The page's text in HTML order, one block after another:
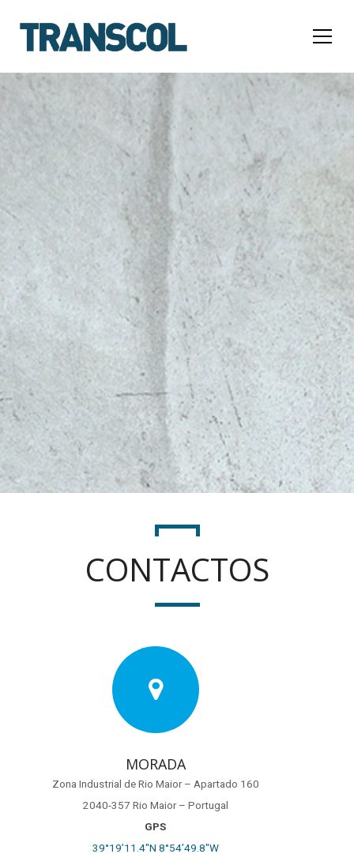
CONTACTOS
MORADA
Zona Industrial de Rio Maior – Apartado 160
2040-357 Rio Maior – Portugal
GPS
39°19’11.4″N 8°54’49.8″W